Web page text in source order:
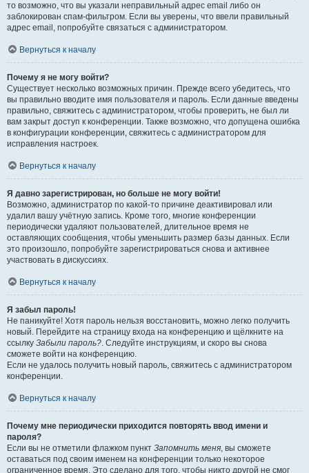
то возможно, что вы указали неправильный адрес email либо он
заблокирован спам-фильтром. Если вы уверены, что ввели правильный
адрес email, попробуйте связаться с администратором.
Вернуться к началу
Почему я не могу войти?
Существует несколько возможных причин. Прежде всего убедитесь, что
вы правильно вводите имя пользователя и пароль. Если данные введены
правильно, свяжитесь с администратором, чтобы проверить, не был ли
вам закрыт доступ к конференции. Также возможно, что допущена ошибка
в конфигурации конференции, свяжитесь с администратором для
исправления настроек.
Вернуться к началу
Я давно зарегистрирован, но больше не могу войти!
Возможно, администратор по какой-то причине деактивировал или
удалил вашу учётную запись. Кроме того, многие конференции
периодически удаляют пользователей, длительное время не
оставляющих сообщения, чтобы уменьшить размер базы данных. Если
это произошло, попробуйте зарегистрироваться снова и активнее
участвовать в дискуссиях.
Вернуться к началу
Я забыл пароль!
Не паникуйте! Хотя пароль нельзя восстановить, можно легко получить
новый. Перейдите на страницу входа на конференцию и щёлкните на
ссылку Забыли пароль?. Следуйте инструкциям, и скоро вы снова
сможете войти на конференцию.
Если не удалось получить новый пароль, свяжитесь с администратором
конференции.
Вернуться к началу
Почему мне периодически приходится повторять ввод имени и
пароля?
Если вы не отметили флажком пункт Запомнить меня, вы сможете
оставаться под своим именем на конференции только некоторое
ограниченное время. Это сделано для того, чтобы никто другой не смог